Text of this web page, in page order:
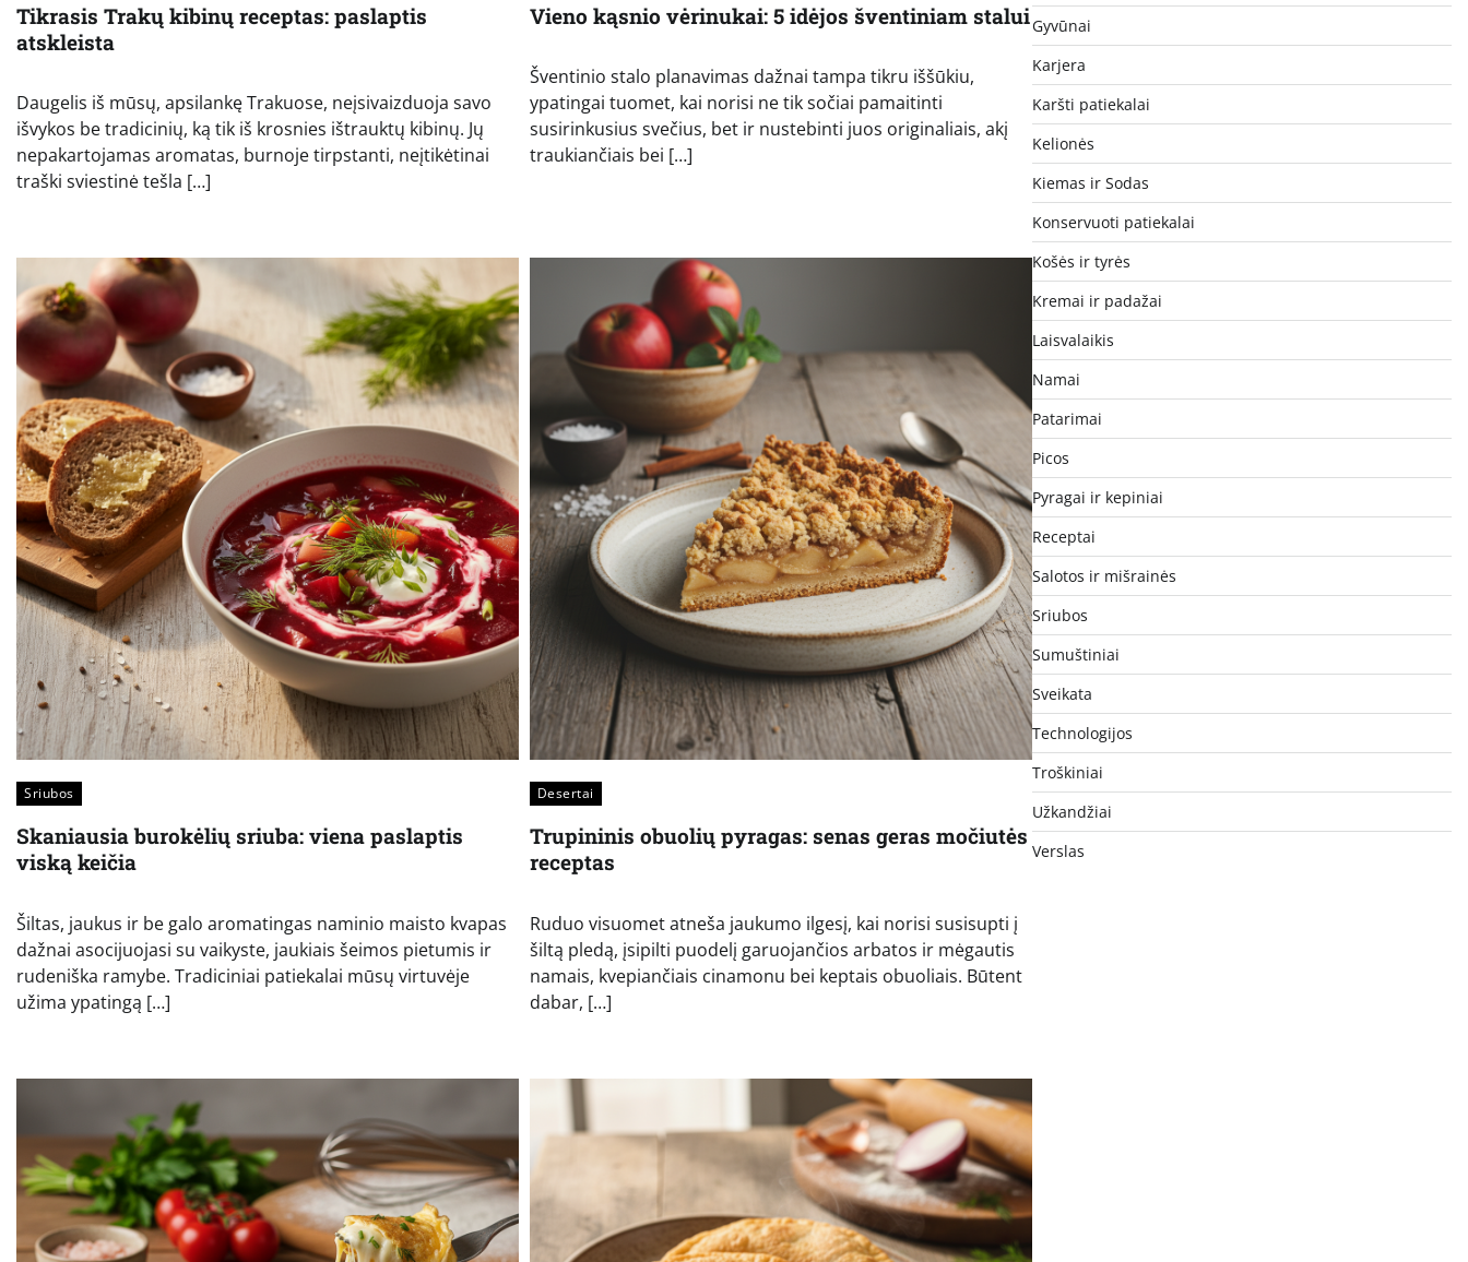
Tikrasis Trakų kibinų receptas: paslaptis
atskleista
Daugelis iš mūsų, apsilankę Trakuose, neįsivaizduoja savo
išvykos be tradicinių, ką tik iš krosnies ištrauktų kibinų. Jų
nepakartojamas aromatas, burnoje tirpstanti, neįtikėtinai
traški sviestinė tešla […]
Vieno kąsnio vėrinukai: 5 idėjos šventiniam stalui
Šventinio stalo planavimas dažnai tampa tikru iššūkiu,
ypatingai tuomet, kai norisi ne tik sočiai pamaitinti
susirinkusius svečius, bet ir nustebinti juos originaliais, akį
traukiančiais bei […]
Sriubos
Skaniausia burokėlių sriuba: viena paslaptis
viską keičia
Šiltas, jaukus ir be galo aromatingas naminio maisto kvapas
dažnai asocijuojasi su vaikyste, jaukiais šeimos pietumis ir
rudeniška ramybe. Tradiciniai patiekalai mūsų virtuvėje
užima ypatingą […]
Desertai
Trupininis obuolių pyragas: senas geras močiutės
receptas
Ruduo visuomet atneša jaukumo ilgesį, kai norisi susisupti į
šiltą pledą, įsipilti puodelį garuojančios arbatos ir mėgautis
namais, kvepiančiais cinamonu bei keptais obuoliais. Būtent
dabar, […]
Gyvūnai
Karjera
Karšti patiekalai
Kelionės
Kiemas ir Sodas
Konservuoti patiekalai
Košės ir tyrės
Kremai ir padažai
Laisvalaikis
Namai
Patarimai
Picos
Pyragai ir kepiniai
Receptai
Salotos ir mišrainės
Sriubos
Sumuštiniai
Sveikata
Technologijos
Troškiniai
Užkandžiai
Verslas